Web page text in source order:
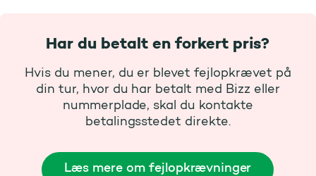
Har du betalt en forkert pris?
Hvis du mener, du er blevet fejlopkrævet på
din tur, hvor du har betalt med Bizz eller
nummerplade, skal du kontakte
betalingsstedet direkte.
Læs mere om fejlopkrævninger